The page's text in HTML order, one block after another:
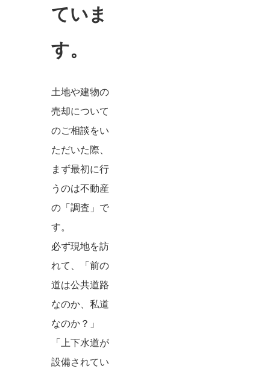
ていま
す。
土地や建物の
売却について
のご相談をい
ただいた際、
まず最初に行
うのは不動産
の「調査」で
す。
必ず現地を訪
れて、「前の
道は公共道路
なのか、私道
なのか？」
「上下水道が
設備されてい